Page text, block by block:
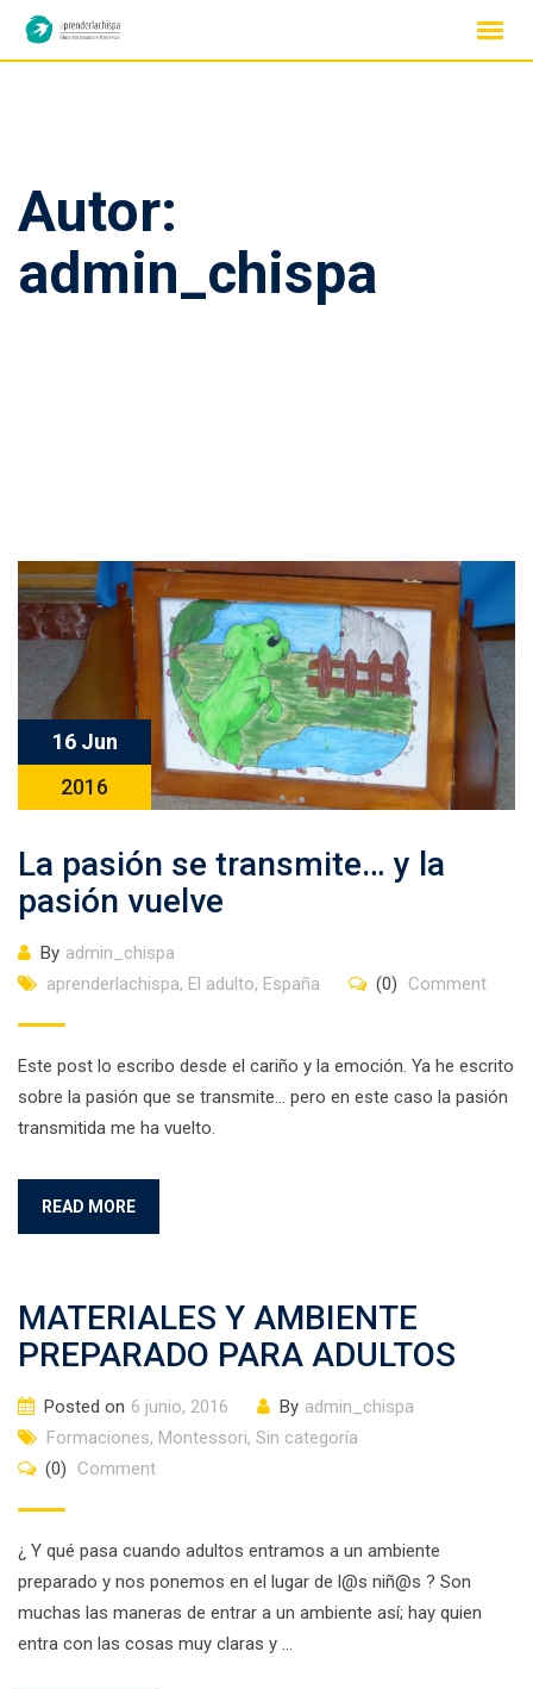
Skip
Autor:
admin_chispa
16 Jun
2016
La pasión se transmite… y la
pasión vuelve
By admin_chispa
aprenderlachispa, El adulto, España (0) Comment
Este post lo escribo desde el cariño y la emoción. Ya he escrito
sobre la pasión que se transmite… pero en este caso la pasión
transmitida me ha vuelto.
READ MORE
MATERIALES Y AMBIENTE
PREPARADO PARA ADULTOS
Posted on 6 junio, 2016 By admin_chispa
Formaciones, Montessori, Sin categoría
(0)
Comment
¿ Y qué pasa cuando adultos entramos a un ambiente
preparado y nos ponemos en el lugar de l@s niñ@s ? Son
muchas las maneras de entrar a un ambiente así; hay quien
entra con las cosas muy claras y …